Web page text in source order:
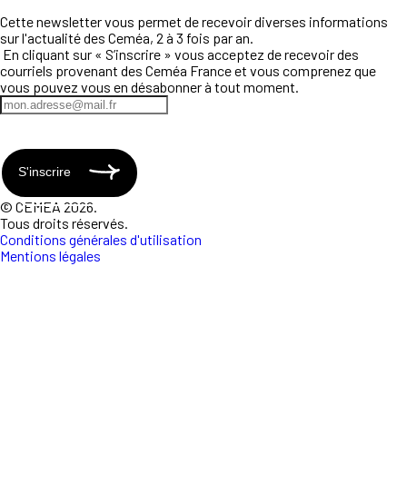
Cette newsletter vous permet de recevoir diverses informations
sur l'actualité des Ceméa, 2 à 3 fois par an.
En cliquant sur « S’inscrire » vous acceptez de recevoir des
courriels provenant des Ceméa France et vous comprenez que
vous pouvez vous en désabonner à tout moment.
S'inscrire
© CEMEA 2026.
Tous droits réservés.
Conditions générales d'utilisation
Mentions légales